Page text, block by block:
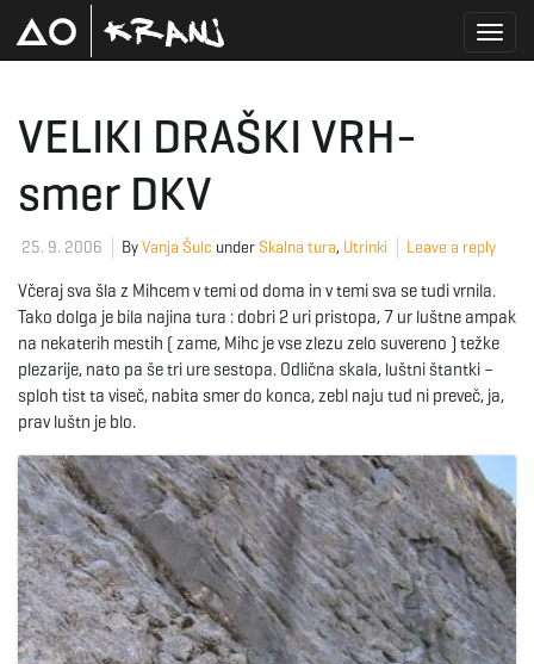
g
l
e
VELIKI DRAŠKI VRH-
smer DKV
25. 9. 2006 ByVanja Šulc under Skalna tura, Utrinki Leave a reply
Včeraj sva šla z Mihcem v temi od doma in v temi sva se tudi vrnila.
Tako dolga je bila najina tura : dobri 2 uri pristopa, 7 ur luštne ampak
na nekaterih mestih ( zame, Mihc je vse zlezu zelo suvereno ) težke
plezarije, nato pa še tri ure sestopa. Odlična skala, luštni štantki –
sploh tist ta viseč, nabita smer do konca, zebl naju tud ni preveč, ja,
prav luštn je blo.